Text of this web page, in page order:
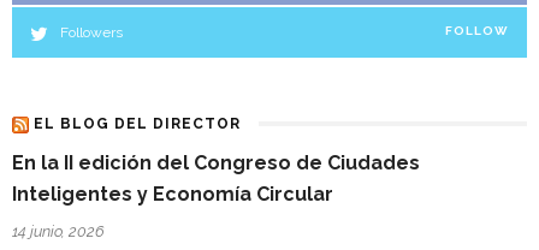
Followers FOLLOW
EL BLOG DEL DIRECTOR
En la II edición del Congreso de Ciudades
Inteligentes y Economía Circular
14 junio, 2026